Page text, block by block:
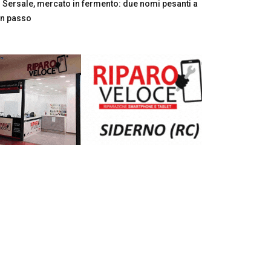
Sersale, mercato in fermento: due nomi pesanti a
passo